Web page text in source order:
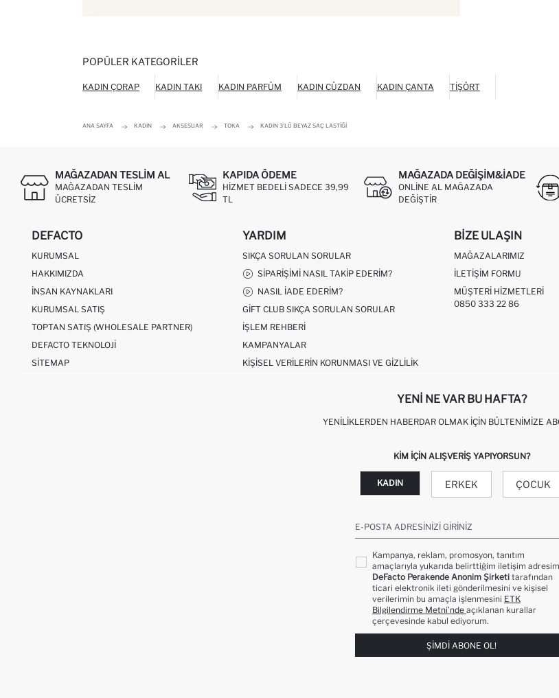
POPÜLER KATEGORILER
KADIN ÇORAP KADIN TAKI KADIN PARFÜM KADIN CÜZDAN KADIN ÇANTA TIŞÖRT
ANA SAYFA KADIN AKSESUAR TOKA KADIN 3'LÜ BEYAZ SAÇ LASTIĞI
MAĞAZADAN TESLIM AL
MAĞAZADAN TESLIM
ÜCRETSIZ
KAPIDA ÖDEME
HIZMET BEDELI SADECE 39,99
TL
MAĞAZADA DEĞIŞIM&İADE
ONLINE AL MAĞAZADA
DEĞIŞTIR
DEFACTO
KURUMSAL
HAKKIMIZDA
İNSAN KAYNAKLARI
KURUMSAL SATIŞ
TOPTAN SATIŞ (WHOLESALE PARTNER)
DEFACTO TEKNOLOJI
SITEMAP
YARDIM
SIKÇA SORULAN SORULAR
SIPARIŞIMI NASIL TAKIP EDERIM?
NASIL İADE EDERIM?
GIFT CLUB SIKÇA SORULAN SORULAR
İŞLEM REHBERI
KAMPANYALAR
KIŞISEL VERILERIN KORUNMASI VE GIZLILIK
BIZE ULAŞIN
MAĞAZALARIMIZ
İLETIŞIM FORMU
MÜŞTERI HIZMETLERI
0850 333 22 86
YENI NE VAR BU HAFTA?
YENILIKLERDEN HABERDAR OLMAK İÇIN BÜLTENIMIZE
KIM IÇIN ALIŞVERIŞ YAPIYORSUN?
KADIN ERKEK ÇOCUK
E-POSTA ADRESINIZI GIRINIZ
Kampanya, reklam, promosyon, tanıtım
amaçlarıyla yukarıda belirttiğim iletişim
DeFacto Perakende Anonim Şirketi tarafından
ticari elektronik ileti gönderilmesini ve kişisel
verilerimin bu amaçla işlenmesini ETK
Bilgilendirme Metni’nde açıklanan kurallar
çerçevesinde kabul ediyorum.
ŞIMDI ABONE OL!